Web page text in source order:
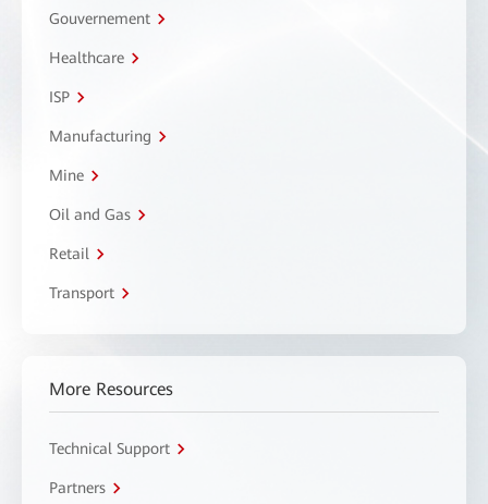
Gouvernement
Healthcare
ISP
Manufacturing
Mine
Oil and Gas
Retail
Transport
More Resources
Technical Support
Partners